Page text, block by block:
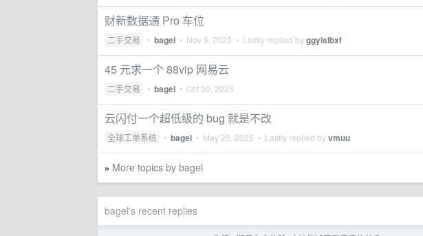
财新数据通 Pro 车位
二手交易 • bagel • Nov 9, 2023 • Lastly replied byggyislbxf
45 元求一个 88vip 网易云
二手交易 • bagel • Oct 20, 2023
云闪付一个超低级的 bug 就是不改
全球工单系统 • bagel • May 29, 2025 • Lastly replied byvmuu
» More topics by bagel
bagel's recent replies